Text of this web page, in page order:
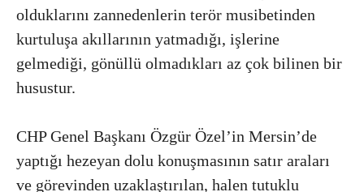
olduklarını zannedenlerin terör musibetinden
kurtuluşa akıllarının yatmadığı, işlerine
gelmediği, gönüllü olmadıkları az çok bilinen bir
husustur.
CHP Genel Başkanı Özgür Özel’in Mersin’de
yaptığı hezeyan dolu konuşmasının satır araları
ve görevinden uzaklaştırılan, halen tutuklu